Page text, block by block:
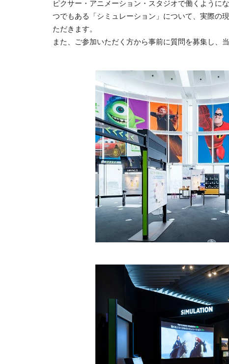
ピクサー・アニメーション・スタジオで働くように
つでもある「シミュレーション」について、実際の
ただきます。
また、ご参加いただく方から事前に質問を募集し、